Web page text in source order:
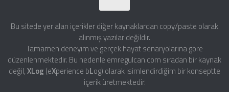
Bu sitede yer alan içerikler diğer kaynaklardan copy/paste olarak
alınmış yazılar değildir.
Tamamen deneyim ve gerçek hayat senaryolarına göre
düzenlenmektedir. Bu nedenle emregulcan.com sıradan bir kaynak
değil,XLog (eXperience bLog) olarak isimlendirdiğim bir konseptte
içerik üretmektedir.